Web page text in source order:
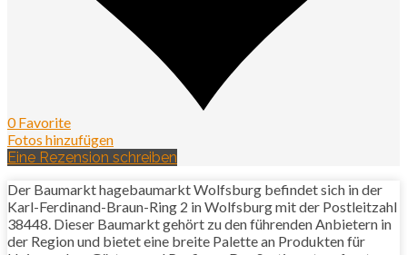
0 Favorite
Fotos hinzufügen
Eine Rezension schreiben
Der Baumarkt hagebaumarkt Wolfsburg befindet sich in der
Karl-Ferdinand-Braun-Ring 2 in Wolfsburg mit der Postleitzahl
38448. Dieser Baumarkt gehört zu den führenden Anbietern in
der Region und bietet eine breite Palette an Produkten für